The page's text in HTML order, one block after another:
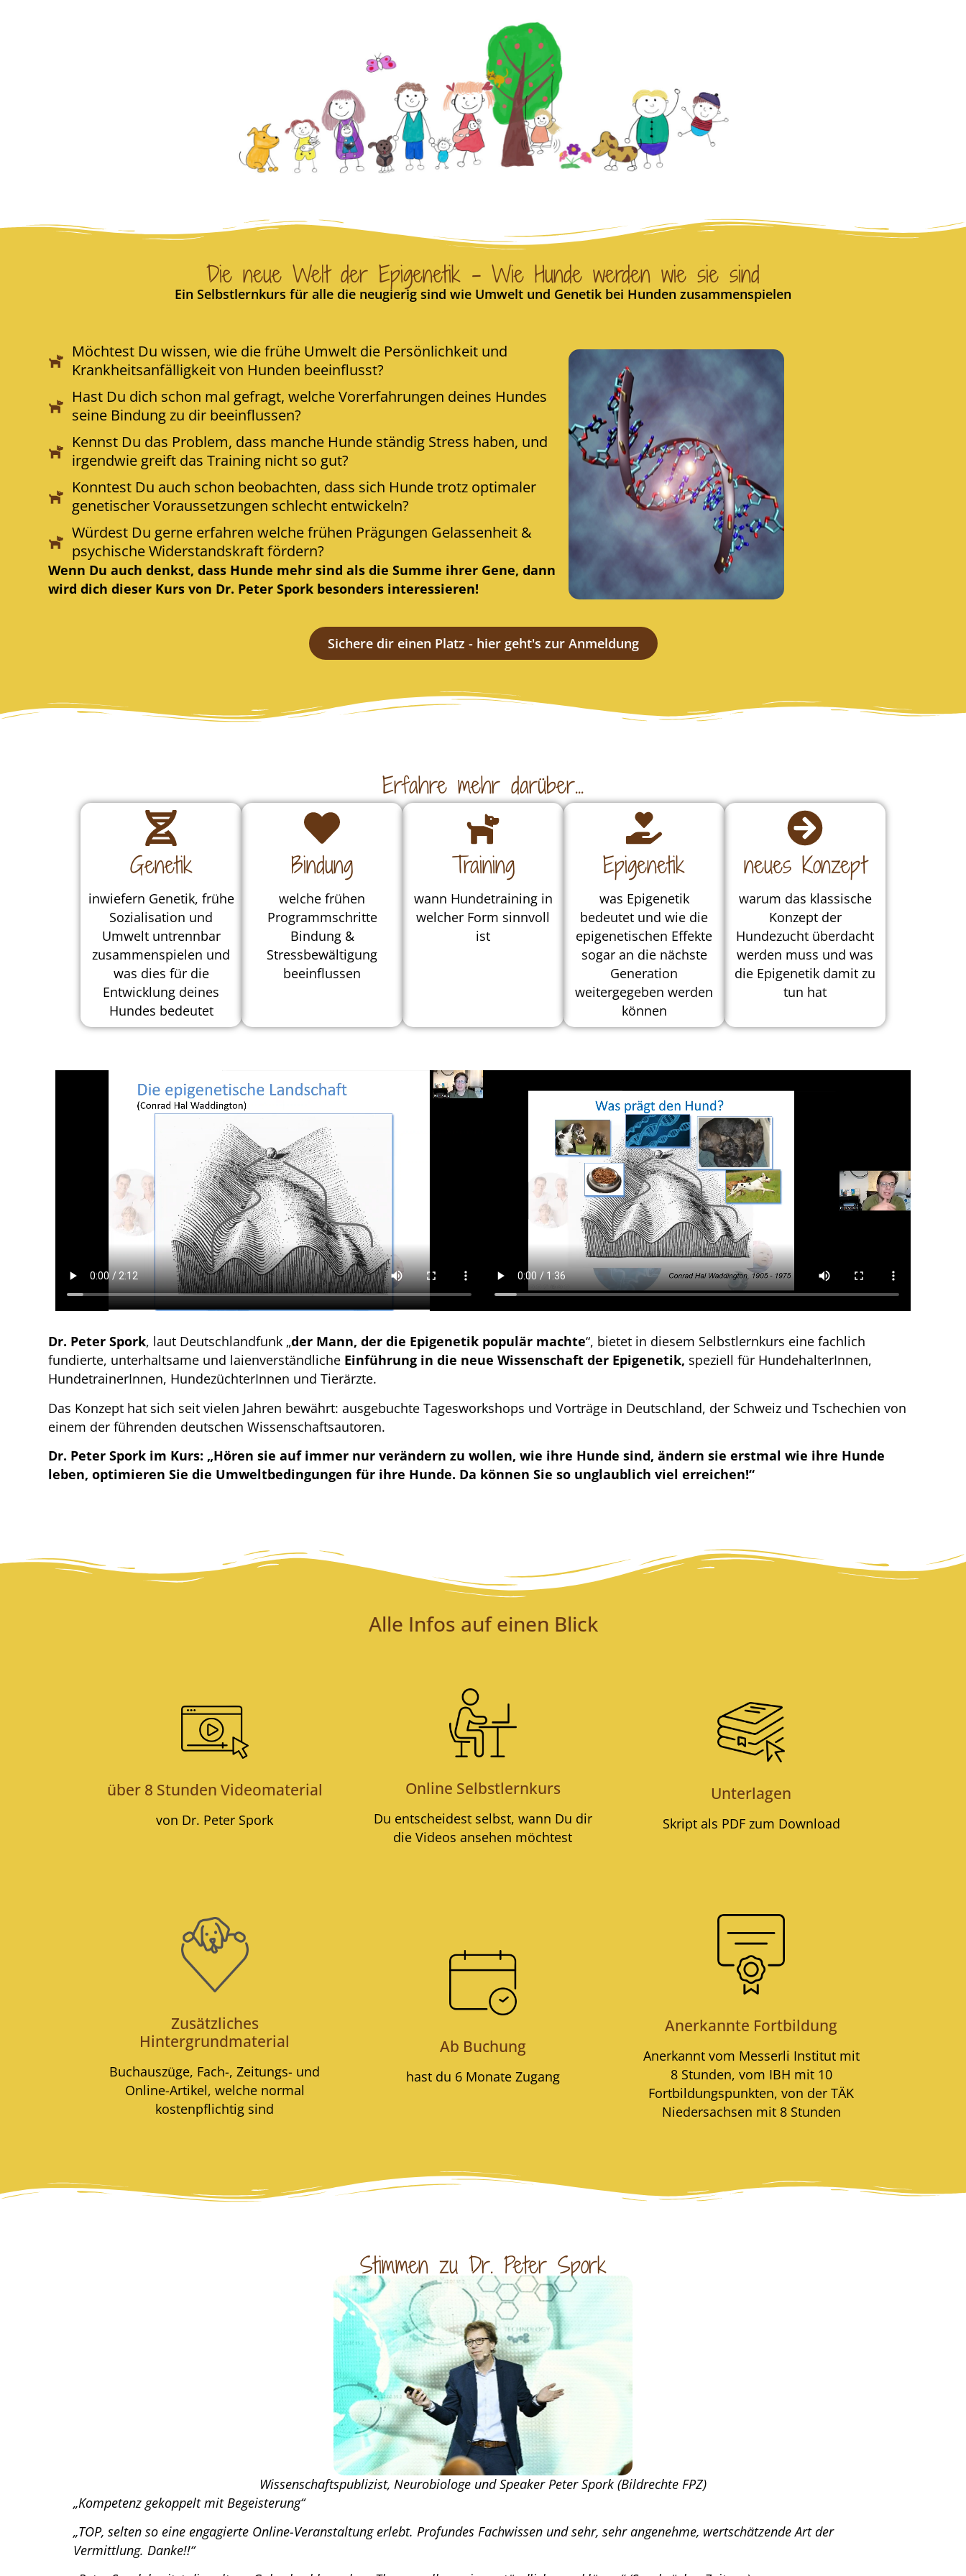
Die neue Welt der Epigenetik - Wie Hunde werden wie sie sind
Ein Selbstlernkurs für alle die neugierig sind wie Umwelt und Genetik bei Hunden zusammenspielen
Möchtest Du wissen, wie die frühe Umwelt die Persönlichkeit und
Krankheitsanfälligkeit von Hunden beeinflusst?
Hast Du dich schon mal gefragt, welche Vorerfahrungen deines Hundes
seine Bindung zu dir beeinflussen?
Kennst Du das Problem, dass manche Hunde ständig Stress haben, und
irgendwie greift das Training nicht so gut?
Konntest Du auch schon beobachten, dass sich Hunde trotz optimaler
genetischer Voraussetzungen schlecht entwickeln?
Würdest Du gerne erfahren welche frühen Prägungen Gelassenheit &
psychische Widerstandskraft fördern?
Wenn Du auch denkst, dass Hunde mehr sind als die Summe ihrer Gene, dann
wird dich dieser Kurs von Dr. Peter Spork besonders interessieren!
Sichere dir einen Platz - hier geht's zur Anmeldung
Dr. Peter Spork, laut Deutschlandfunk „der Mann, der die Epigenetik populär machte“, bietet in diesem Selbstlernkurs eine fachlich
fundierte, unterhaltsame und laienverständliche Einführung in die neue Wissenschaft der Epigenetik, speziell für HundehalterInnen,
HundetrainerInnen, HundezüchterInnen und Tierärzte.
Das Konzept hat sich seit vielen Jahren bewährt: ausgebuchte Tagesworkshops und Vorträge in Deutschland, der Schweiz und Tschechien von
einem der führenden deutschen Wissenschaftsautoren.
Dr. Peter Spork im Kurs: „Hören sie auf immer nur verändern zu wollen, wie ihre Hunde sind, ändern sie erstmal wie ihre Hunde
leben, optimieren Sie die Umweltbedingungen für ihre Hunde. Da können Sie so unglaublich viel erreichen!“
Erfahre mehr darüber...
Genetik
inwiefern Genetik, frühe
Sozialisation und
Umwelt untrennbar
zusammenspielen und
was dies für die
Entwicklung deines
Hundes bedeutet
Bindung
welche frühen
Programmschritte
Bindung &
Stressbewältigung
beeinflussen
Training
wann Hundetraining in
welcher Form sinnvoll
ist
Epigenetik
was Epigenetik
bedeutet und wie die
epigenetischen Effekte
sogar an die nächste
Generation
weitergegeben werden
können
neues Konzept
warum das klassische
Konzept der
Hundezucht überdacht
werden muss und was
die Epigenetik damit zu
tun hat
Alle Infos auf einen Blick
über 8 Stunden Videomaterial
von Dr. Peter Spork
Online Selbstlernkurs
Du entscheidest selbst, wann Du dir
die Videos ansehen möchtest
Unterlagen
Skript als PDF zum Download
Zusätzliches
Hintergrundmaterial
Buchauszüge, Fach-, Zeitungs- und
Online-Artikel, welche normal
kostenpflichtig sind
Ab Buchung
hast du 6 Monate Zugang
Anerkannte Fortbildung
Anerkannt vom Messerli Institut mit
8 Stunden, vom IBH mit 10
Fortbildungspunkten, von der TÄK
Niedersachsen mit 8 Stunden
Stimmen zu Dr. Peter Spork
Wissenschaftspublizist, Neurobiologe und Speaker Peter Spork (Bildrechte FPZ)
„Kompetenz gekoppelt mit Begeisterung“
„TOP, selten so eine engagierte Online-Veranstaltung erlebt. Profundes Fachwissen und sehr, sehr angenehme, wertschätzende Art der
Vermittlung. Danke!!“